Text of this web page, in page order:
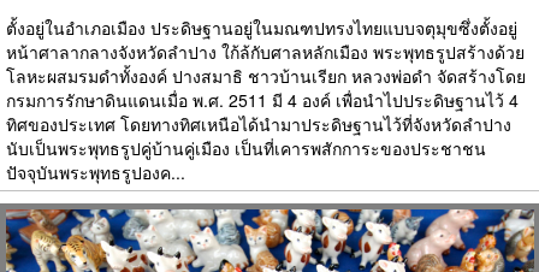
ตั้งอยู่ในอำเภอเมือง ประดิษฐานอยู่ในมณฑปทรงไทยแบบจตุมุขซึ่งตั้งอยู่
หน้าศาลากลางจังหวัดลำปาง ใก้ล้กับศาลหลักเมือง พระพุทธรูปสร้างด้วย
โลหะผสมรมดำทั้งองค์ ปางสมาธิ ชาวบ้านเรียก หลวงพ่อดำ จัดสร้างโดย
กรมการรักษาดินแดนเมื่อ พ.ศ. 2511 มี 4 องค์ เพื่อนำไปประดิษฐานไว้ 4
ทิศของประเทศ โดยทางทิศเหนือได้นำมาประดิษฐานไว้ที่จังหวัดลำปาง
นับเป็นพระพุทธรูปคู่บ้านคู่เมือง เป็นที่เคารพสักการะของประชาชน
ปัจจุบันพระพุทธรูปองค...